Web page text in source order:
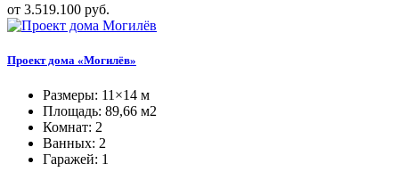
от 3.519.100 руб.
Проект дома «Могилёв»
Размеры: 11×14 м
Площадь: 89,66 м2
Комнат: 2
Ванных: 2
Гаражей: 1